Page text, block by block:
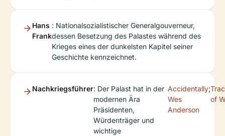
Hans
Frank
: Nationalsozialistischer Generalgouverneur,
dessen Besetzung des Palastes während des
Krieges eines der dunkelsten Kapitel seiner
Geschichte kennzeichnet.
Nachkriegsführer: Der Palast hat in der
modernen Ära
Präsidenten,
Würdenträger und
wichtige
Accidentally
Wes
Anderson
;
of